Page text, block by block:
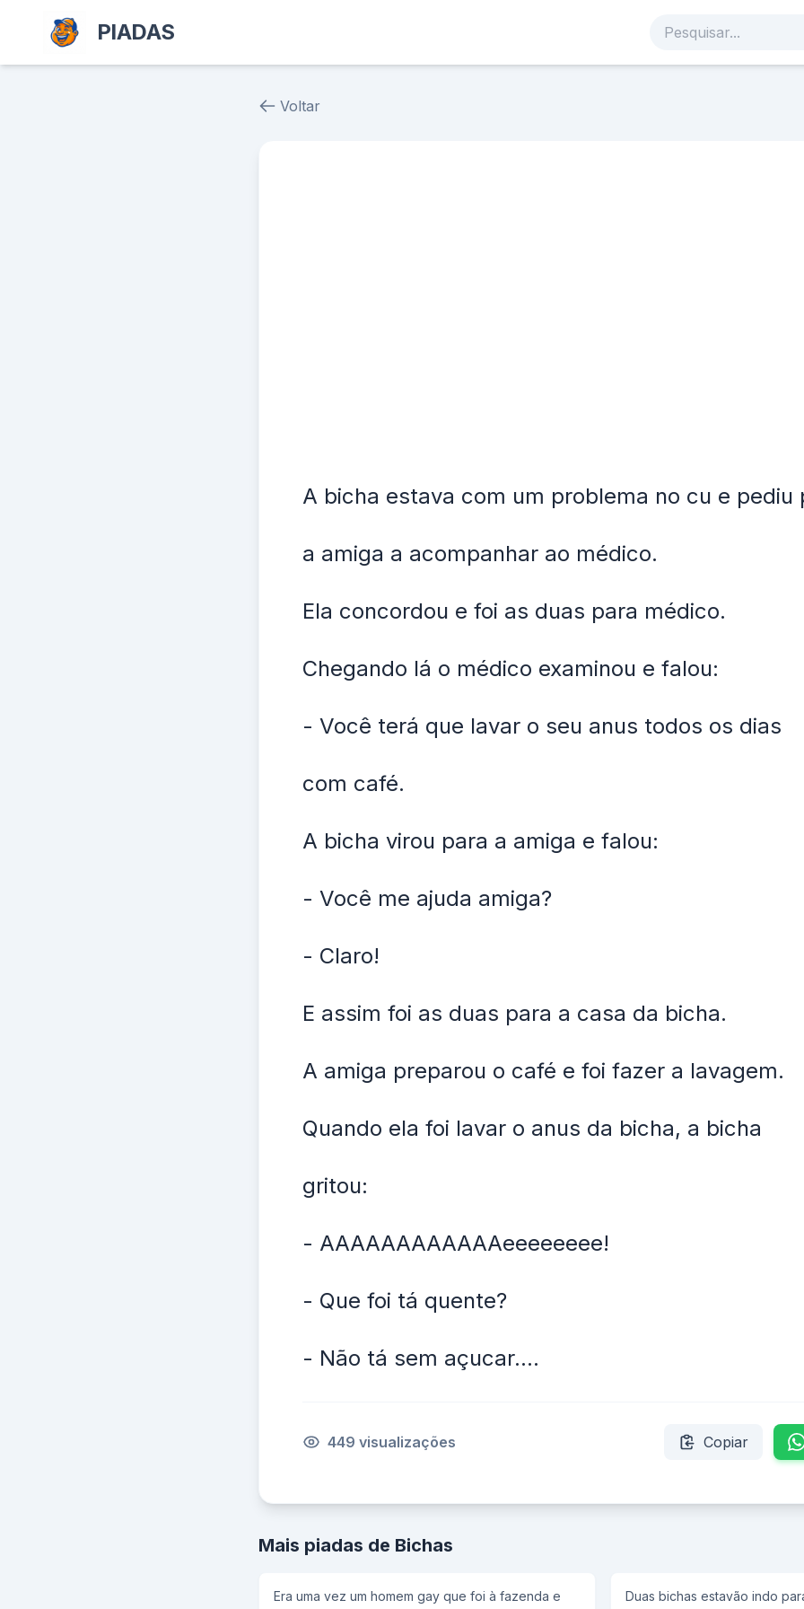
PIADAS
Voltar
A bicha estava com um problema no cu e pediu
a amiga a acompanhar ao médico.
Ela concordou e foi as duas para médico.
Chegando lá o médico examinou e falou:
- Você terá que lavar o seu anus todos os dias
com café.
A bicha virou para a amiga e falou:
- Você me ajuda amiga?
- Claro!
E assim foi as duas para a casa da bicha.
A amiga preparou o café e foi fazer a lavagem.
Quando ela foi lavar o anus da bicha, a bicha
gritou:
- AAAAAAAAAAAAeeeeeeee!
- Que foi tá quente?
- Não tá sem açucar....
449 visualizações Copiar
Mais piadas de Bichas
Era uma vez um homem gay que foi à fazenda e
Duas bichas estavão indo